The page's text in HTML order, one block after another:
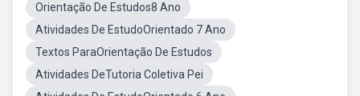
Orientação De Estudos8 Ano
Atividades De EstudoOrientado 7 Ano
Textos ParaOrientação De Estudos
Atividades DeTutoria Coletiva Pei